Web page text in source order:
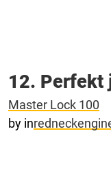
12. Perfekt
Master Lock 100
by in